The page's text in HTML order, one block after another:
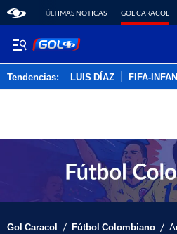
ÚLTIMAS NOTICAS GOL CARACOL
Tendencias: LUIS DÍAZ FIFA-
Gol Caracol / Fútbol Colombiano /